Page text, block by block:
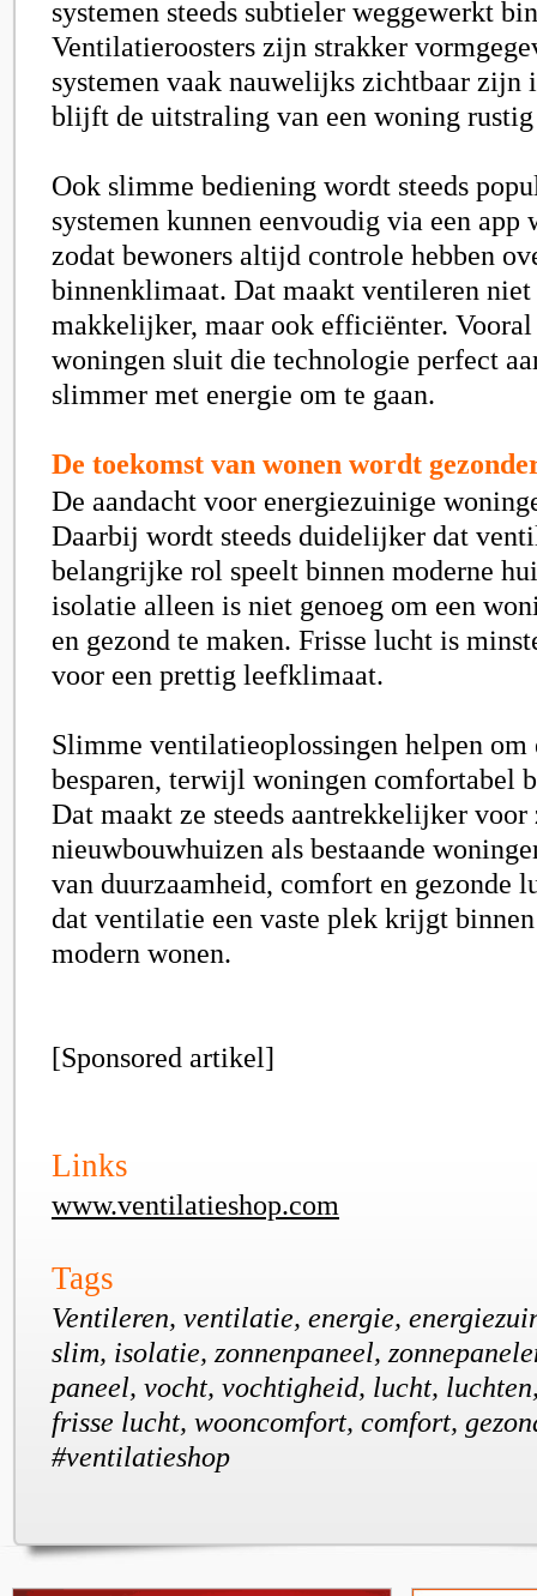
systemen steeds subtieler weggewerkt
Ventilatieroosters zijn strakker
systemen vaak nauwelijks zichtbaar zijn
blijft de uitstraling van een woning rustig
Ook slimme bediening wordt steeds
systemen kunnen eenvoudig via een app
zodat bewoners altijd controle hebben
binnenklimaat. Dat maakt ventileren niet
makkelijker, maar ook efficiënter.
woningen sluit die technologie perfect
slimmer met energie om te gaan.
De toekomst van wonen wordt
De aandacht voor energiezuinige
Daarbij wordt steeds duidelijker dat
belangrijke rol speelt binnen moderne
isolatie alleen is niet genoeg om een
en gezond te maken. Frisse lucht is
voor een prettig leefklimaat.
Slimme ventilatieoplossingen helpen om
besparen, terwijl woningen comfortabel
Dat maakt ze steeds aantrekkelijker voor
nieuwbouwhuizen als bestaande
van duurzaamheid, comfort en gezonde
dat ventilatie een vaste plek krijgt
modern wonen.
[Sponsored artikel]
Links
www.ventilatieshop.com
Tags
Ventileren, ventilatie, energie,
slim, isolatie, zonnenpaneel,
paneel, vocht, vochtigheid, lucht,
frisse lucht, wooncomfort, comfort,
#ventilatieshop